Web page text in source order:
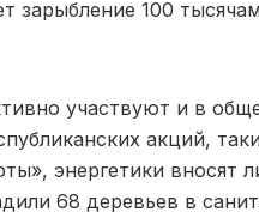
зарыбление 100
участвуют и в
акций,
энергетики
68 деревьев в